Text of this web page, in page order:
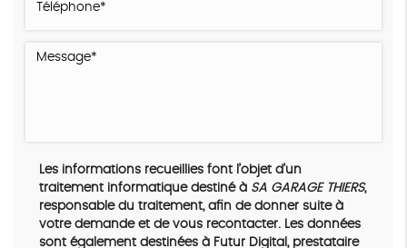
Les informations recueillies font l’objet d’un
traitement informatique destiné àSA GARAGE THIERS,
responsable du traitement, afin de donner suite à
votre demande et de vous recontacter. Les données
sont également destinées à Futur Digital, prestataire